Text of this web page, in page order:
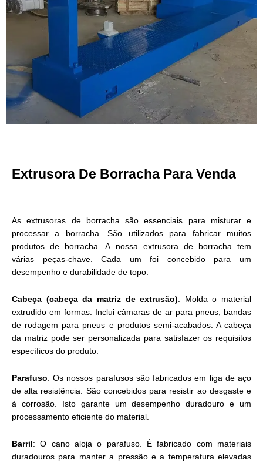
Extrusora De Borracha Para Venda
As extrusoras de borracha são essenciais para misturar e
processar a borracha. São utilizados para fabricar muitos
produtos de borracha. A nossa extrusora de borracha tem
várias peças-chave. Cada um foi concebido para um
desempenho e durabilidade de topo:
Cabeça (cabeça da matriz de extrusão): Molda o material
extrudido em formas. Inclui câmaras de ar para pneus, bandas
de rodagem para pneus e produtos semi-acabados. A cabeça
da matriz pode ser personalizada para satisfazer os requisitos
específicos do produto.
Parafuso: Os nossos parafusos são fabricados em liga de aço
de alta resistência. São concebidos para resistir ao desgaste e
à corrosão. Isto garante um desempenho duradouro e um
processamento eficiente do material.
Barril : O cano aloja o parafuso. É fabricado com materiais
duradouros para manter a pressão e a temperatura elevadas